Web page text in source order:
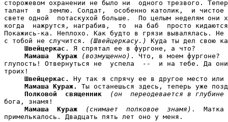
сторожевом охранении не было ни  одного трезвого.
талант  в  землю. Солдат,  особенно католик,  и
свете одной  потаскухой больше.  По целым неделям они
когда  нажрутся, награбив,  то  на баб  просто
Покажись-ка. Неплохо. Как будто в грязи вывалялась.
с тобой не случится.
(Швейцеркасу.)
Куда ты дел свою
Швейцеркас . Я спрятал ее в фургоне, а что?
Мамаша  Кураж
(возмущенно) . Что, в моем фургоне?
глупость! Отвернуться не  успела  --  и на тебе. Да
троих!
Швейцеркас.
Ну так я спрячу ее в другое место
Мамаша Кураж.
Ты останешься здесь, теперь уже
Полковой  священник
(он  переодевается в глубине
бога, знамя!
Мамаша  Кураж
(снимает  полковое  знамя) .  Матка
примелькалось. Двадцать пять лет оно у меня.